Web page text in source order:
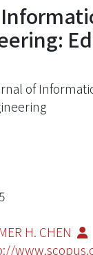
of
H. CHEN